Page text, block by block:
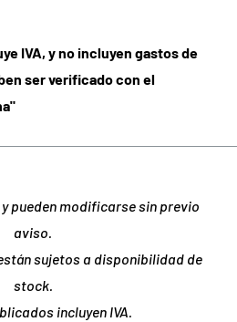
IVA, y no incluyen gastos de
ser verificado con el
pueden modificarse sin previo
aviso.
sujetos a disponibilidad de
stock.
incluyen IVA.